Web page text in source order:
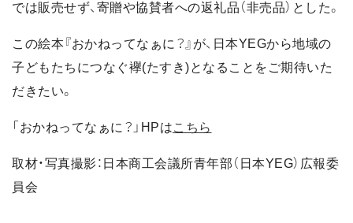
では販売せず、寄贈や協賛者への返礼品（非売品）とした。
この絵本『おかねってなぁに？』が、日本YEGから地域の
子どもたちにつなぐ襷(たすき)となることをご期待いた
だきたい。
「おかねってなぁに？」HPはこちら
取材・写真撮影：日本商工会議所青年部（日本YEG）広報委
員会